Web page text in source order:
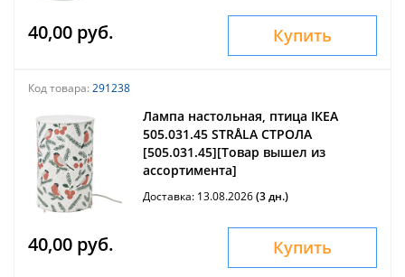
40,00 руб. Купить
Код товара: 291238
Лампа настольная, птица IKEA
505.031.45 STRÅLA СТРОЛА
[505.031.45][Товар вышел из
ассортимента]
Доставка: 13.08.2026(3 дн.)
40,00 руб. Купить